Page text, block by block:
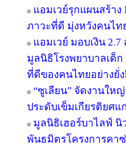
แอมเวย์รุกแผนสร้า
ภาวะที่ดี มุ่งหวังคนไท
แอมเวย์ มอบเงิน
มูลนิธิโรงพยาบาลเด็
ที่ดีของคนไทยอย่างยั่
“ซูเลียน” จัดงานให
ประดับเข็มเกียรติยศ
มูลนิธิเฮอร์บาไลฟ์
พันธมิตรโครงการคา